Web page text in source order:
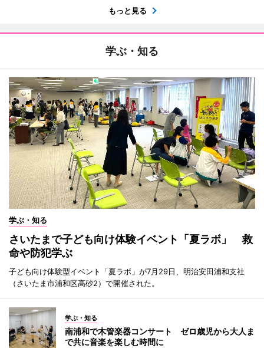
もっと見る
学ぶ・知る
学ぶ・知る
さいたまで子ども向け体験イベント「夏ラボ」 救
命や防犯学ぶ
子ども向け体験型イベント「夏ラボ」が7月29日、明治安田浦和支社
（さいたま市浦和区高砂2）で開催された。
学ぶ・知る
南浦和で木管楽器コンサート ゼロ歳児から大人ま
で共に音楽を楽しむ時間に